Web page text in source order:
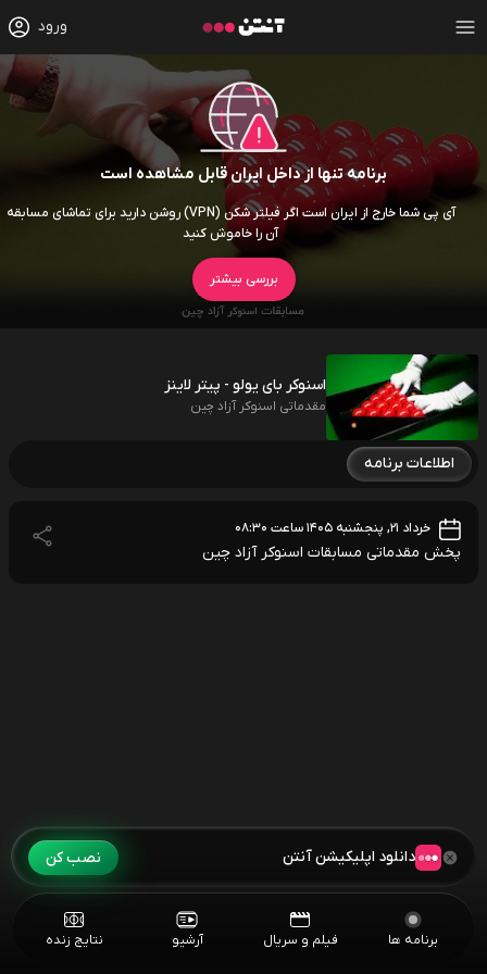
ورود
برنامه تنها از داخل ایران قابل مشاهده است
آی پی شما خارج از ایران است اگر فیلتر شکن (VPN) روشن دارید برای تماشای مسابقه
آن را خاموش کنید
بررسی بیشتر
اسنوکر بای یولو - پیتر لاینز
مقدماتی اسنوکر آزاد چین
اطلاعات برنامه
خرداد ۲۱, پنجشنبه ۱۴۰۵ ساعت ۰۸:۳۰
پخش مقدماتی مسابقات اسنوکر آزاد چین
برنامه ها فیلم و سریال آرشیو نتایج زنده
دانلود اپلیکیشن آنتن نصب کن